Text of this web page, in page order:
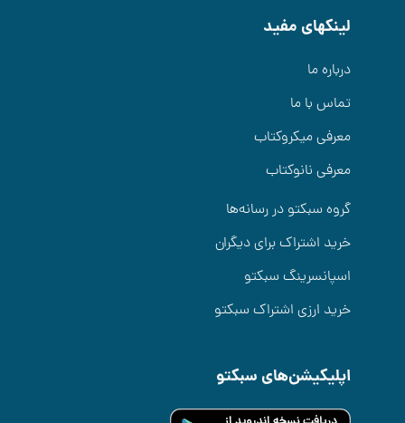
لینکهای مفید
درباره ما
تماس با ما
معرفی میکروکتاب
معرفی نانوکتاب
گروه سبکتو در رسانه‌ها
خرید اشتراک برای دیگران
اسپانسرینگ سبکتو
خرید ارزی اشتراک سبکتو
اپلیکیشن‌های سبکتو